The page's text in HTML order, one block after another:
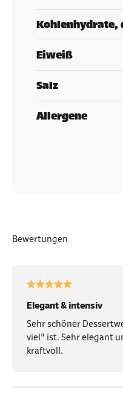
Kohlenhydrate,
Eiweiß
Salz
Allergene
Bewertungen
Elegant & intensiv
Sehr schöner
viel" ist. Sehr elegant
kraftvoll.